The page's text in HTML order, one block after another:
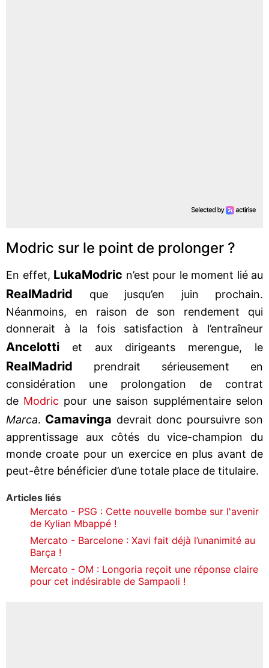
Modric sur le point de prolonger ?
En effet, LukaModric n’est pour le moment lié au
RealMadrid que jusqu’en juin prochain.
Néanmoins, en raison de son rendement qui
donnerait à la fois satisfaction à l’entraîneur
Ancelotti et aux dirigeants merengue, le
RealMadrid prendrait sérieusement en
considération une prolongation de contrat
de Modric pour une saison supplémentaire selon
Marca. Camavinga devrait donc poursuivre son
apprentissage aux côtés du vice-champion du
monde croate pour un exercice en plus avant de
peut-être bénéficier d’une totale place de titulaire.
Articles liés
Mercato - PSG : Cette nouvelle bombe sur l'avenir
de Kylian Mbappé !
Mercato - Barcelone : Xavi fait déjà l’unanimité au
Barça !
Mercato - OM : Longoria reçoit une réponse claire
pour cet indésirable de Sampaoli !